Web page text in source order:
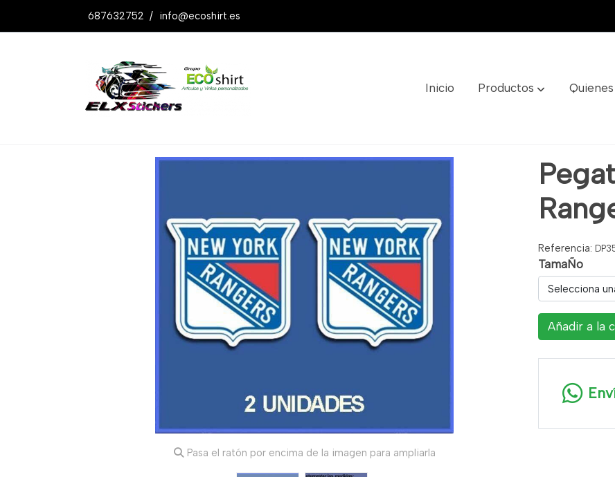
687632752 / info@ecoshirt.es
Inicio Productos
Productos Pegatinas New York Rangers Ref: Dp351
Pasa el ratón por encima de la imagen para ampliarla
Referencia:
TamaÑo
Selecciona
Añadir a la